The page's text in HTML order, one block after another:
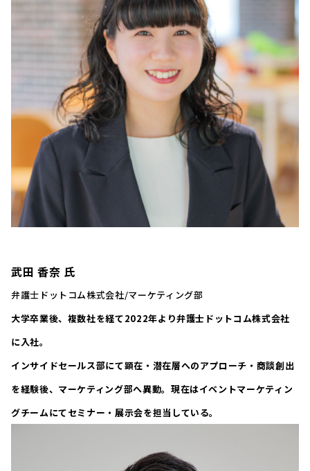
武田 香奈 氏
弁護士ドットコム株式会社/マーケティング部
大学卒業後、複数社を経て2022年より弁護士ドットコム株式会社
に入社。
インサイドセールス部にて顕在・潜在層へのアプローチ・商談創出
を経験後、マーケティング部へ異動。現在はイベントマーケティン
グチームにてセミナー・展示会を担当している。